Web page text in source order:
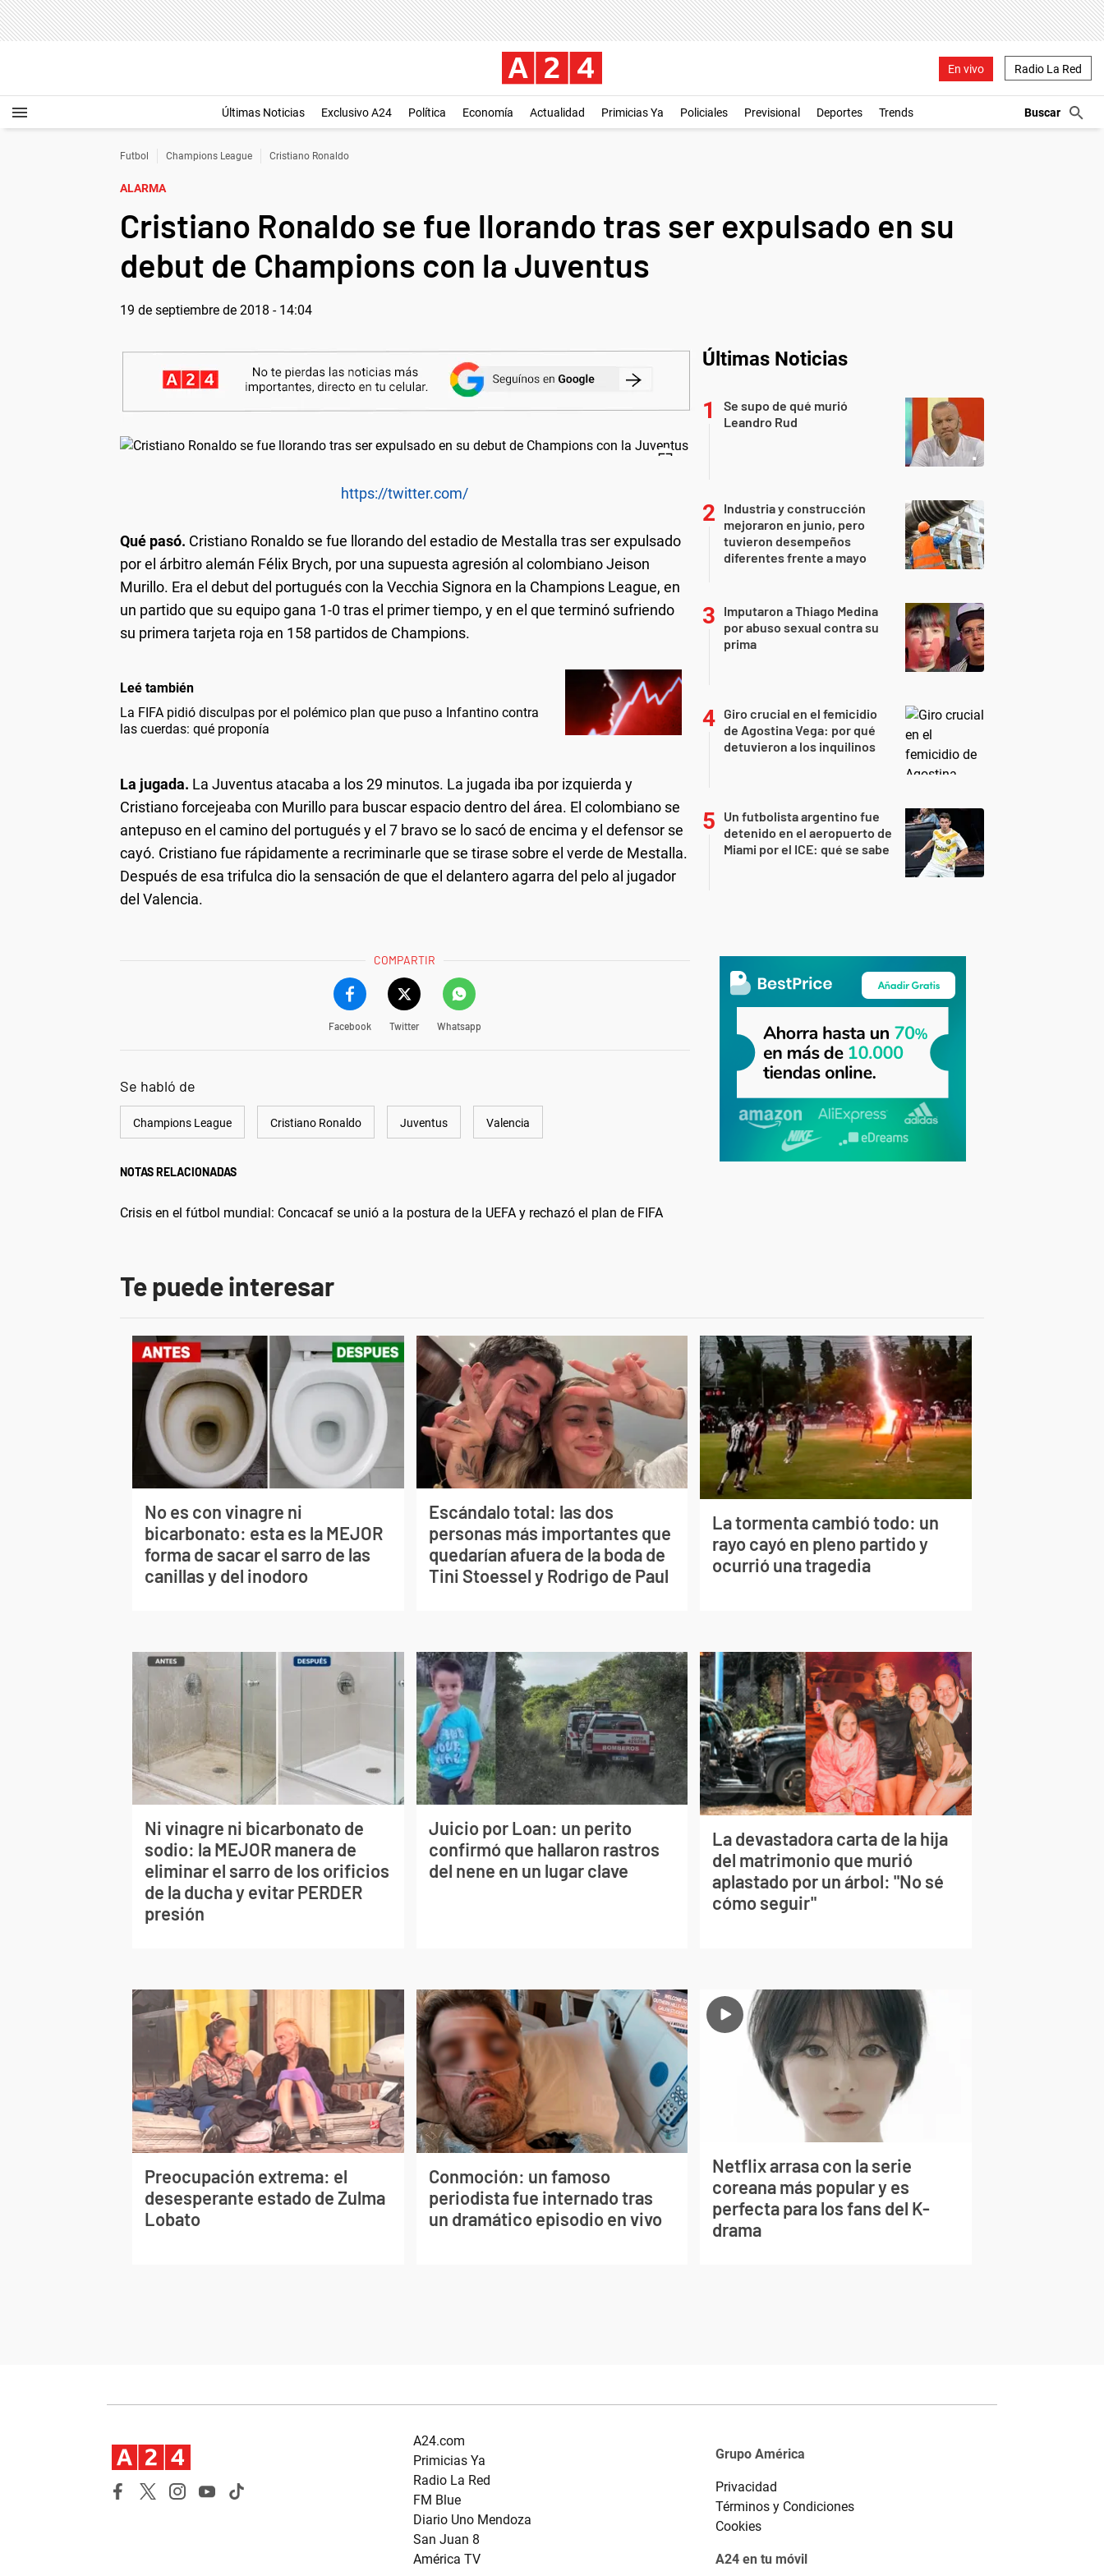
En vivo Radio La Red
Últimas Noticias Exclusivo A24 Política Economía Actualidad Primicias Ya Policiales Previsional Deportes Trends
Futbol Champions League Cristiano Ronaldo
ALARMA
Cristiano Ronaldo se fue llorando tras ser expulsado en su
debut de Champions con la Juventus
19 de septiembre de 2018 - 14:04
https://twitter.com/
Qué pasó. Cristiano Ronaldo se fue llorando del estadio de Mestalla tras ser expulsado
por el árbitro alemán Félix Brych, por una supuesta agresión al colombiano Jeison
Murillo. Era el debut del portugués con la Vecchia Signora en la Champions League, en
un partido que su equipo gana 1-0 tras el primer tiempo, y en el que terminó sufriendo
su primera tarjeta roja en 158 partidos de Champions.
Leé también
La FIFA pidió disculpas por el polémico plan que puso a Infantino contra
las cuerdas: qué proponía
La jugada. La Juventus atacaba a los 29 minutos. La jugada iba por izquierda y
Cristiano forcejeaba con Murillo para buscar espacio dentro del área. El colombiano se
antepuso en el camino del portugués y el 7 bravo se lo sacó de encima y el defensor se
cayó. Cristiano fue rápidamente a recriminarle que se tirase sobre el verde de Mestalla.
Después de esa trifulca dio la sensación de que el delantero agarra del pelo al jugador
del Valencia.
COMPARTIR
Facebook Twitter Whatsapp
Se habló de
Champions League Cristiano Ronaldo Juventus Valencia
NOTAS RELACIONADAS
Crisis en el fútbol mundial: Concacaf se unió a la postura de la UEFA y rechazó el plan de FIFA
Últimas Noticias
Se supo de qué murió
Leandro Rud
Industria y construcción
mejoraron en junio, pero
tuvieron desempeños
diferentes frente a mayo
Imputaron a Thiago Medina
por abuso sexual contra su
prima
Giro crucial en el femicidio
de Agostina Vega: por qué
detuvieron a los inquilinos
Un futbolista argentino fue
detenido en el aeropuerto de
Miami por el ICE: qué se sabe
Te puede interesar
No es con vinagre ni
bicarbonato: esta es la MEJOR
forma de sacar el sarro de las
canillas y del inodoro
Escándalo total: las dos
personas más importantes que
quedarían afuera de la boda de
Tini Stoessel y Rodrigo de Paul
La tormenta cambió todo: un
rayo cayó en pleno partido y
ocurrió una tragedia
Ni vinagre ni bicarbonato de
sodio: la MEJOR manera de
eliminar el sarro de los orificios
de la ducha y evitar PERDER
presión
Juicio por Loan: un perito
confirmó que hallaron rastros
del nene en un lugar clave
La devastadora carta de la hija
del matrimonio que murió
aplastado por un árbol: "No sé
cómo seguir"
Preocupación extrema: el
desesperante estado de Zulma
Lobato
Conmoción: un famoso
periodista fue internado tras
un dramático episodio en vivo
Netflix arrasa con la serie
coreana más popular y es
perfecta para los fans del K-
drama
A24.com
Primicias Ya
Radio La Red
FM Blue
Diario Uno Mendoza
San Juan 8
América TV
Grupo América
Privacidad
Términos y Condiciones
Cookies
A24 en tu móvil